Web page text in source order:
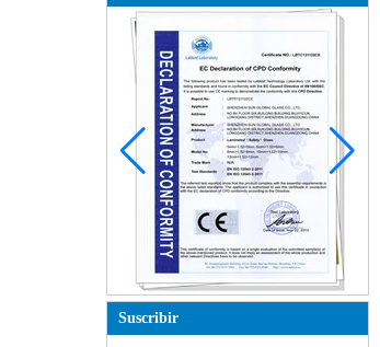
Suscribir